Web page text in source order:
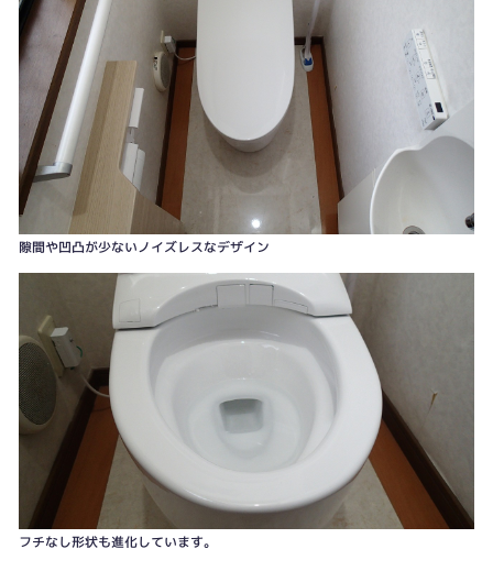
隙間や凹凸が少ないノイズレスなデザイン
フチなし形状も進化しています。